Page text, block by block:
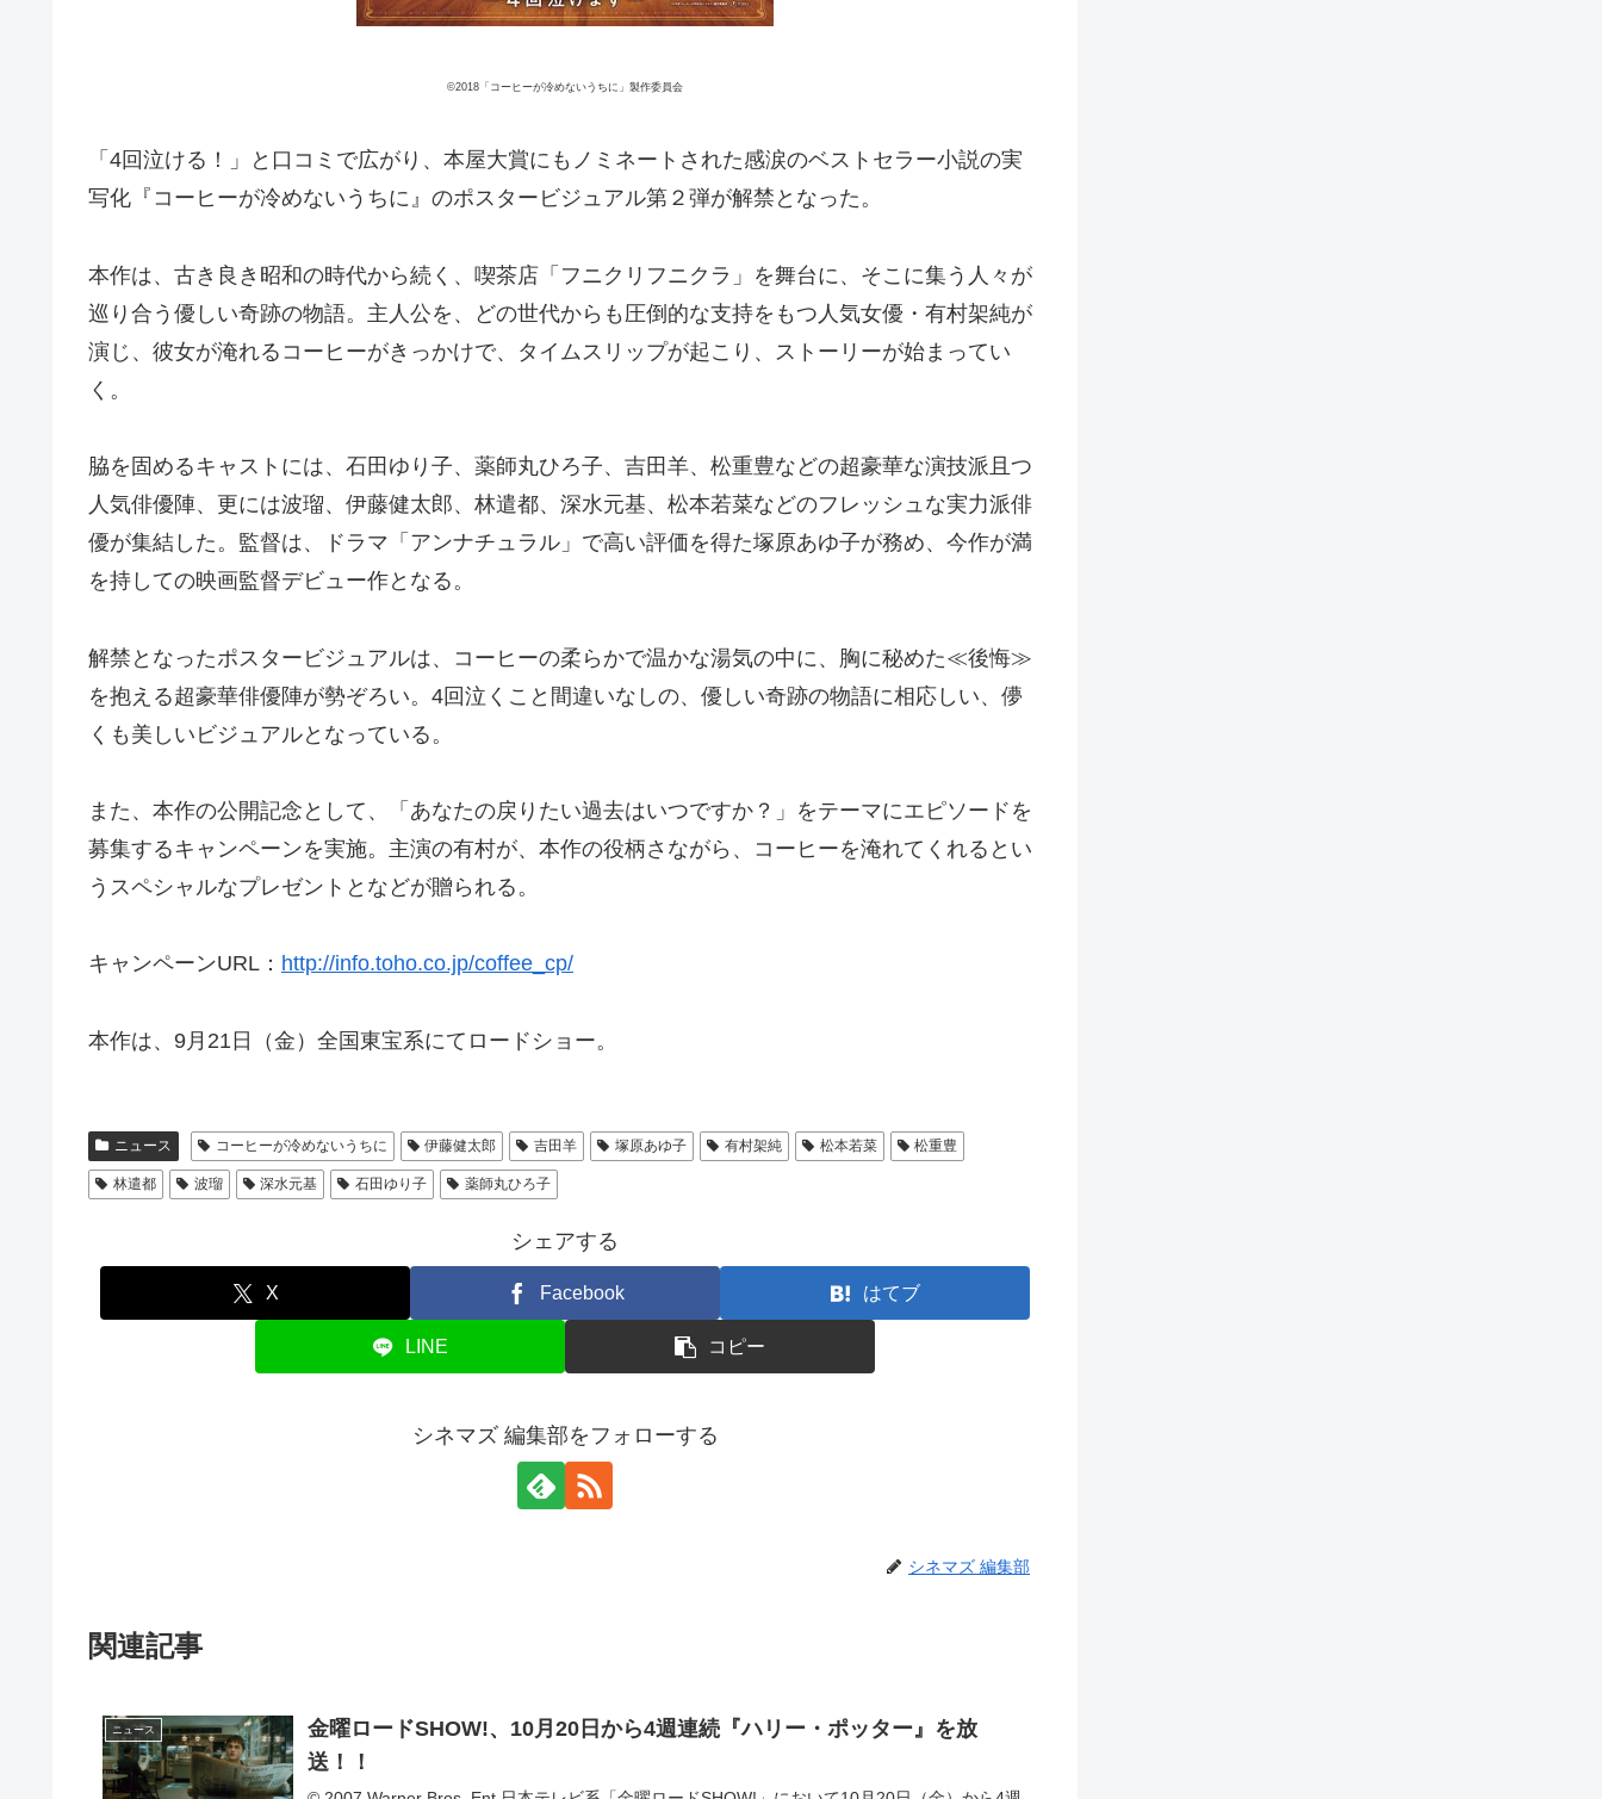
©2018「コーヒーが冷めないうちに」製作委員会
「4回泣ける！」と口コミで広がり、本屋大賞にもノミネートされた感涙のベストセラー小説の実
写化『コーヒーが冷めないうちに』のポスタービジュアル第２弾が解禁となった。
本作は、古き良き昭和の時代から続く、喫茶店「フニクリフニクラ」を舞台に、そこに集う人々が
巡り合う優しい奇跡の物語。主人公を、どの世代からも圧倒的な支持をもつ人気女優・有村架純が
演じ、彼女が淹れるコーヒーがきっかけで、タイムスリップが起こり、ストーリーが始まってい
く。
脇を固めるキャストには、石田ゆり子、薬師丸ひろ子、吉田羊、松重豊などの超豪華な演技派且つ
人気俳優陣、更には波瑠、伊藤健太郎、林遣都、深水元基、松本若菜などのフレッシュな実力派俳
優が集結した。監督は、ドラマ「アンナチュラル」で高い評価を得た塚原あゆ子が務め、今作が満
を持しての映画監督デビュー作となる。
解禁となったポスタービジュアルは、コーヒーの柔らかで温かな湯気の中に、胸に秘めた≪後悔≫
を抱える超豪華俳優陣が勢ぞろい。4回泣くこと間違いなしの、優しい奇跡の物語に相応しい、儚
くも美しいビジュアルとなっている。
また、本作の公開記念として、「あなたの戻りたい過去はいつですか？」をテーマにエピソードを
募集するキャンペーンを実施。主演の有村が、本作の役柄さながら、コーヒーを淹れてくれるとい
うスペシャルなプレゼントとなどが贈られる。
キャンペーンURL： http://info.toho.co.jp/coffee_cp/
本作は、9月21日（金）全国東宝系にてロードショー。
ニュース コーヒーが冷めないうちに 伊藤健太郎 吉田羊 塚原あゆ子 有村架純 松本若菜 松重豊
林遣都 波瑠 深水元基 石田ゆり子 薬師丸ひろ子
シェアする
X Facebook はてブ
LINE コピー
シネマズ 編集部をフォローする
シネマズ 編集部
関連記事
ニュース
金曜ロードSHOW!、10月20日から4週連続『ハリー・ポッター』を放
送！！